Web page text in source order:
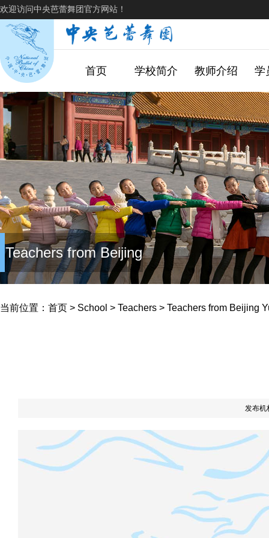
欢迎访问中央芭蕾舞团官方网站！
首页 学校简介 教师介绍 学
Teachers from Beijing
当前位置： 首页 > School > Teachers > Teachers from Beijing
发布机